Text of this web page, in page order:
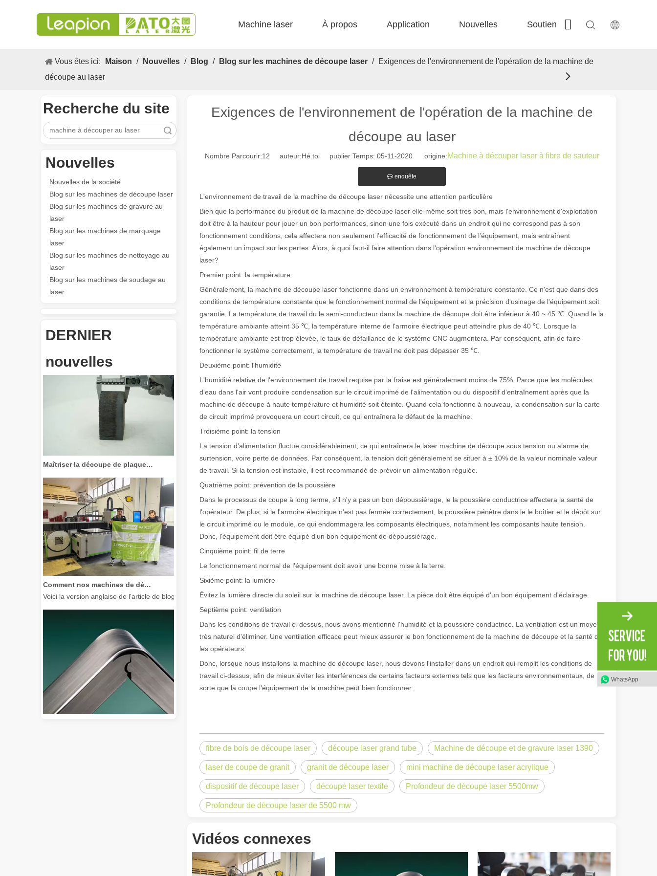
Machine laser À propos Application Nouvelles Soutien Contactez-nous
Vous êtes ici: Maison / Nouvelles / Blog / Blog sur les machines de découpe laser / Exigences de l'environnement de l'opération de la machine de
découpe au laser
Recherche du site
recherche
Nouvelles
Nouvelles de la société
Blog sur les machines de découpe laser
Blog sur les machines de gravure au
laser
Blog sur les machines de marquage
laser
Blog sur les machines de nettoyage au
laser
Blog sur les machines de soudage au
laser
DERNIER
nouvelles
Les caractéristiques polyvalentes Application et les caractéristiques exceptionnelles des machines de marquage laser Le paysage de fabrication et industriel moderne, les machines de
Maîtriser la découpe de plaques épaisses : comment les machines de découpe laser à fibre révolutionnent la fabrication
Comment nos machines de découpe laser renforcent la fabrication mexicaine
Voici la version anglaise de l'article de blog, adaptée à un public international tout en conservant le ton professionnel et inspirant de l'original. Briller à travers le Pacifique : comment nos machines
Guide 2026 : Comment les machines de découpe de tubes au laser à fibre révolutionnent la fabrication de tuyauxDans le monde en évolution rapide de la fabrication métallique, l'efficacité et la
Exigences de l'environnement de l'opération de la machine de
découpe au laser
Nombre Parcourir:12 auteur:Hé toi publier Temps: 05-11-2020 origine:Machine à découper laser à fibre de sauteur
enquête
L'environnement de travail de la machine de découpe laser nécessite une attention particulière
Bien que la performance du produit de la machine de découpe laser elle-même soit très bon, mais l'environnement d'exploitation
doit être à la hauteur pour jouer un bon performances, sinon une fois exécuté dans un endroit qui ne correspond pas à son
fonctionnement conditions, cela affectera non seulement l'efficacité de fonctionnement de l'équipement, mais entraînent
également un impact sur les pertes. Alors, à quoi faut-il faire attention dans l'opération environnement de machine de découpe
laser?
Premier point: la température
Généralement, la machine de découpe laser fonctionne dans un environnement à température constante. Ce n'est que dans des
conditions de température constante que le fonctionnement normal de l'équipement et la précision d'usinage de l'équipement soit
garantie. La température de travail du le semi-conducteur dans la machine de découpe doit être inférieur à 40 ~ 45 ℃. Quand le la
température ambiante atteint 35 ℃, la température interne de l'armoire électrique peut atteindre plus de 40 ℃. Lorsque la
température ambiante est trop élevée, le taux de défaillance de le système CNC augmentera. Par conséquent, afin de faire
fonctionner le système correctement, la température de travail ne doit pas dépasser 35 ℃.
Deuxième point: l'humidité
L'humidité relative de l'environnement de travail requise par la fraise est généralement moins de 75%. Parce que les molécules
d'eau dans l'air vont produire condensation sur le circuit imprimé de l'alimentation ou du dispositif d'entraînement après que la
machine de découpe à haute température et humidité soit éteinte. Quand cela fonctionne à nouveau, la condensation sur la carte
de circuit imprimé provoquera un court circuit, ce qui entraînera le défaut de la machine.
Troisième point: la tension
La tension d'alimentation fluctue considérablement, ce qui entraînera le laser machine de découpe sous tension ou alarme de
surtension, voire perte de données. Par conséquent, la tension doit généralement se situer à ± 10% de la valeur nominale valeur
de travail. Si la tension est instable, il est recommandé de prévoir un alimentation régulée.
Quatrième point: prévention de la poussière
Dans le processus de coupe à long terme, s'il n'y a pas un bon dépoussiérage, le la poussière conductrice affectera la santé de
l'opérateur. De plus, si le l'armoire électrique n'est pas fermée correctement, la poussière pénètre dans le le boîtier et le dépôt sur
le circuit imprimé ou le module, ce qui endommagera les composants électriques, notamment les composants haute tension.
Donc, l'équipement doit être équipé d'un bon équipement de dépoussiérage.
Cinquième point: fil de terre
Le fonctionnement normal de l'équipement doit avoir une bonne mise à la terre.
Sixième point: la lumière
Évitez la lumière directe du soleil sur la machine de découpe laser. La pièce doit être équipé d'un bon équipement d'éclairage.
Septième point: ventilation
Dans les conditions de travail ci-dessus, nous avons mentionné l'humidité et la poussière conductrice. La ventilation est un moyen
très naturel d'éliminer. Une ventilation efficace peut mieux assurer le bon fonctionnement de la machine de découpe et la santé de
les opérateurs.
Donc, lorsque nous installons la machine de découpe laser, nous devons l'installer dans un endroit qui remplit les conditions de
travail ci-dessus, afin de mieux éviter les interférences de certains facteurs externes tels que les facteurs environnementaux, de
sorte que la coupe l'équipement de la machine peut bien fonctionner.
fibre de bois de découpe laser découpe laser grand tube Machine de découpe et de gravure laser 1390
laser de coupe de granit granit de découpe laser mini machine de découpe laser acrylique
dispositif de découpe laser découpe laser textile Profondeur de découpe laser 5500mw
Profondeur de découpe laser de 5500 mw
Vidéos connexes
WhatsApp